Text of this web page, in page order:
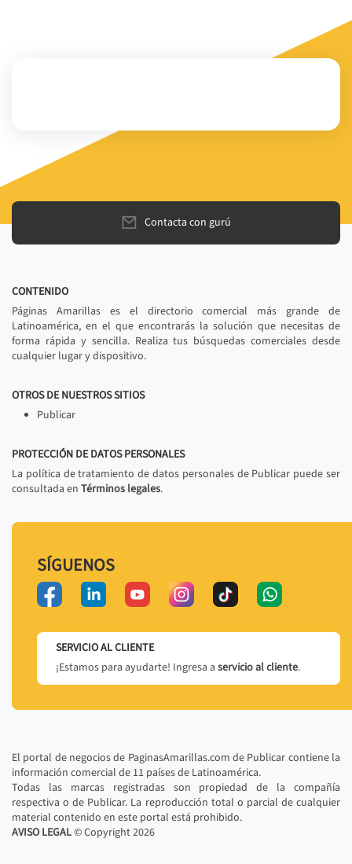
Contacta con gurú
CONTENIDO
Páginas Amarillas es el directorio comercial más grande de
Latinoamérica, en el que encontrarás la solución que necesitas de
forma rápida y sencilla. Realiza tus búsquedas comerciales desde
cualquier lugar y dispositivo.
OTROS DE NUESTROS SITIOS
Publicar
PROTECCIÓN DE DATOS PERSONALES
La política de tratamiento de datos personales de Publicar puede ser
consultada en Términos legales.
SÍGUENOS
SERVICIO AL CLIENTE
¡Estamos para ayudarte! Ingresa a servicio al cliente.
El portal de negocios de PaginasAmarillas.com de Publicar contiene la
información comercial de 11 países de Latinoamérica.
Todas las marcas registradas son propiedad de la compañía
respectiva o de Publicar. La reproducción total o parcial de cualquier
material contenido en este portal está prohibido.
AVISO LEGAL© Copyright2026